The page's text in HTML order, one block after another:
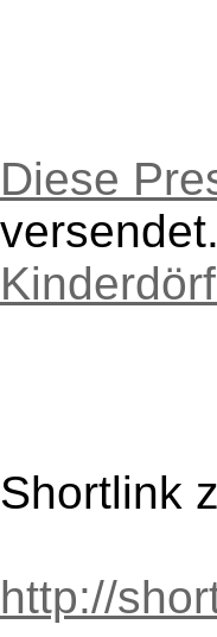
Diese
Shortlink
http://